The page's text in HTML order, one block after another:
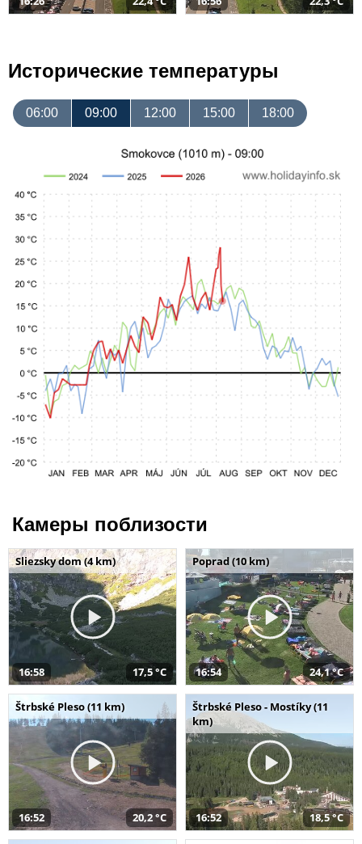
Исторические температуры
06:00 09:00 12:00 15:00 18:00
Камеры поблизости
Sliezsky dom (4 km)
16:58 17,5 °C
Poprad (10 km)
16:54 24,1 °C
Štrbské Pleso (11 km)
16:52 20,2 °C
Štrbské Pleso - Mostíky (11
km)
16:52 18,5 °C